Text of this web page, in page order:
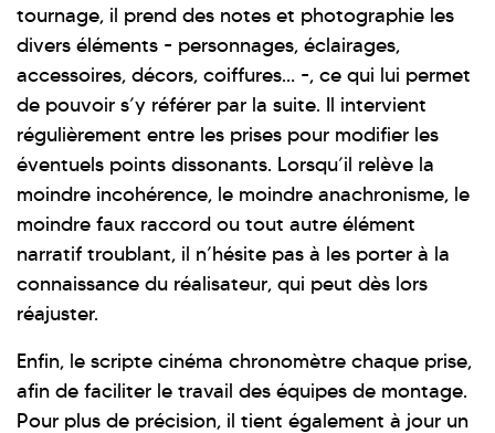
tournage, il prend des notes et photographie les
divers éléments - personnages, éclairages,
accessoires, décors, coiffures… -, ce qui lui permet
de pouvoir s’y référer par la suite. Il intervient
régulièrement entre les prises pour modifier les
éventuels points dissonants. Lorsqu’il relève la
moindre incohérence, le moindre anachronisme, le
moindre faux raccord ou tout autre élément
narratif troublant, il n’hésite pas à les porter à la
connaissance du réalisateur, qui peut dès lors
réajuster.
Enfin, le scripte cinéma chronomètre chaque prise,
afin de faciliter le travail des équipes de montage.
Pour plus de précision, il tient également à jour un